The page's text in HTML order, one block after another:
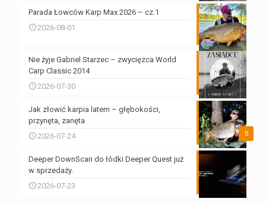
Parada Łowców Karp Max 2026 – cz.1
2026-08-01
Nie żyje Gabriel Starzec – zwycięzca World
Carp Classic 2014
2026-07-30
0
Jak złowić karpia latem – głębokości,
przynęta, zanęta
2026-07-24
Deeper DownScan do łódki Deeper Quest już
w sprzedaży.
2026-07-23